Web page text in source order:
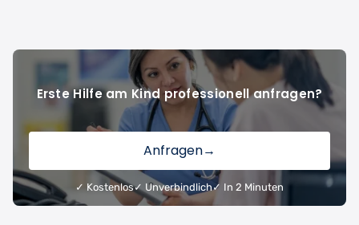
Erste Hilfe am Kind professionell anfragen?
Anfragen→
✓ Kostenlos✓ Unverbindlich✓ In 2 Minuten